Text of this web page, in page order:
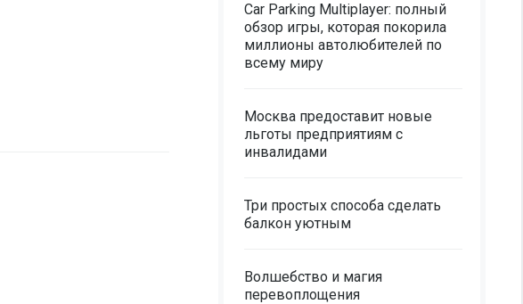
Car Parking Multiplayer: полный
обзор игры, которая покорила
миллионы автолюбителей по
всему миру
Москва предоставит новые
льготы предприятиям с
инвалидами
Три простых способа сделать
балкон уютным
Волшебство и магия
перевоплощения